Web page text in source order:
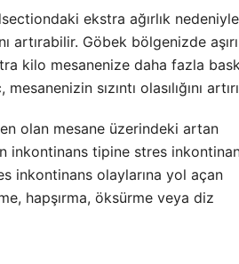
ekstra ağırlık nedeniyle
artırabilir. Göbek bölgenizde aşırı
kilo mesanenize daha fazla
sızıntı olasılığını
olan mesane üzerindeki artan
inkontinans tipine stres
inkontinans olaylarına yol açan
hapşırma, öksürme veya diz